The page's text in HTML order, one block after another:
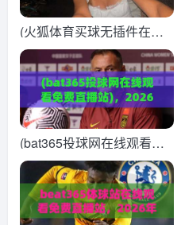
(火狐体育买球无插件在线
直播网)：2026年观赛新选
择，真的靠谱吗？
(bat365投球网在线观看免
费直播站)，2026年看球新
姿势！